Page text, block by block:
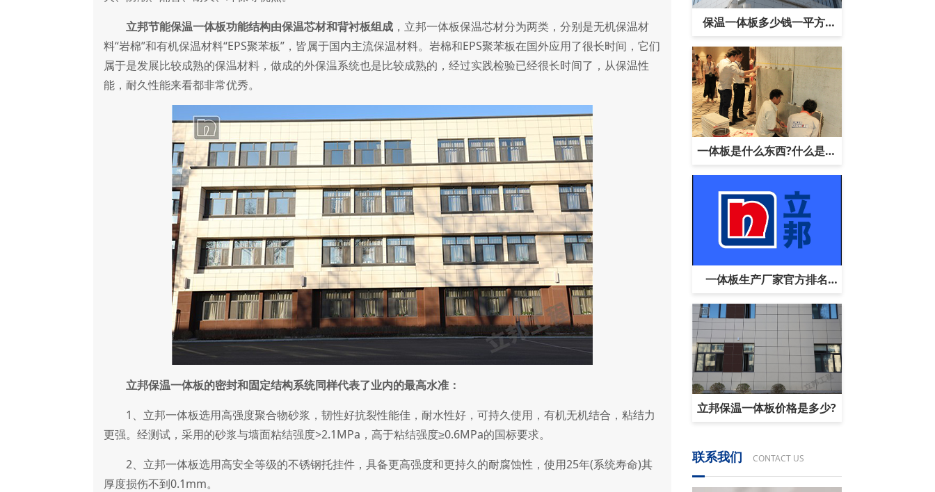
保温一体板多少钱一平方?
【一体板报价】
一体板是什么东西?什么是一
体板?
一体板生产厂家官方排名
【最新数据】
立邦保温一体板价格是多少?
联系我们 CONTACT US
立邦节能保温一体板功能结构由保温芯材和背衬板组成 ，立邦一体板保温芯材分为两类，分别是无机保温材
料“岩棉”和有机保温材料“EPS聚苯板”，皆属于国内主流保温材料。岩棉和EPS聚苯板在国外应用了很长时间，它们
属于是发展比较成熟的保温材料，做成的外保温系统也是比较成熟的，经过实践检验已经很长时间了，从保温性
能，耐久性能来看都非常优秀。
立邦保温一体板的密封和固定结构系统同样代表了业内的最高水准：
1、立邦一体板选用高强度聚合物砂浆，韧性好抗裂性能佳，耐水性好，可持久使用，有机无机结合，粘结力
更强。经测试，采用的砂浆与墙面粘结强度>2.1MPa，高于粘结强度≥0.6MPa的国标要求。
2、立邦一体板选用高安全等级的不锈钢托挂件，具备更高强度和更持久的耐腐蚀性，使用25年(系统寿命)其
厚度损伤不到0.1mm。